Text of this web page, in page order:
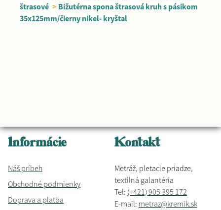
štrasové > Bižutérna spona štrasová kruh s pásikom
35x125mm/čierny nikel- kryštal
Informácie
Náš príbeh
Obchodné podmienky
Doprava a platba
Kontakt
Metráž, pletacie priadze,
textilná galantéria
Tel: (+421) 905 395 172
E-mail: metraz@kremik.sk